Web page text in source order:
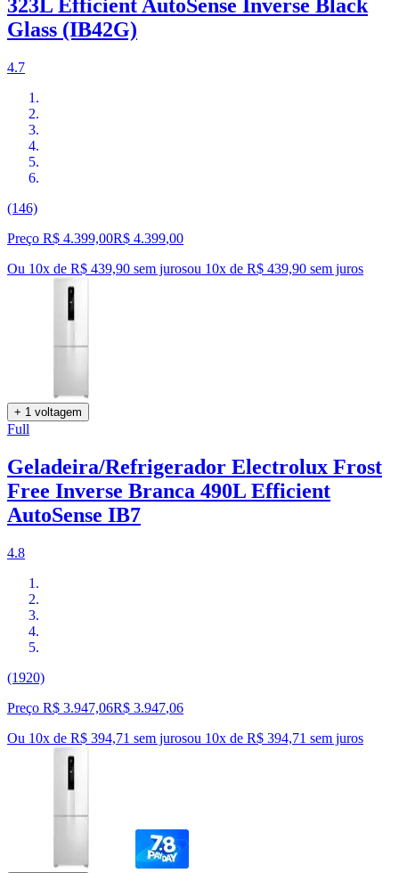
323L Efficient AutoSense Inverse Black
Glass (IB42G)
4.7
(146)
Preço R$ 4.399,00R$ 4.399,00
Ou 10x de R$ 439,90 sem jurosou 10x de R$ 439,90 sem juros
+ 1 voltagem
Full
Geladeira/Refrigerador Electrolux Frost
Free Inverse Branca 490L Efficient
AutoSense IB7
4.8
(1920)
Preço R$ 3.947,06R$ 3.947,06
Ou 10x de R$ 394,71 sem jurosou 10x de R$ 394,71 sem juros